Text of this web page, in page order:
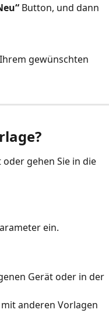
Button, und dann
gewünschten
gehen Sie in die
ein.
Gerät oder in der
anderen Vorlagen